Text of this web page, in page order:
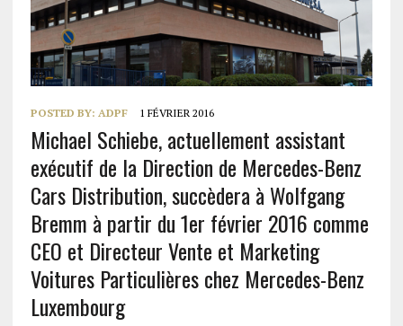
POSTED BY: ADPF 1 FÉVRIER 2016
Michael Schiebe, actuellement assistant
exécutif de la Direction de Mercedes-Benz
Cars Distribution, succèdera à Wolfgang
Bremm à partir du 1er février 2016 comme
CEO et Directeur Vente et Marketing
Voitures Particulières chez Mercedes-Benz
Luxembourg